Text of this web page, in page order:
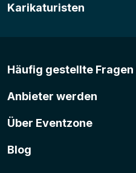
Karikaturisten
Häufig gestellte Fragen
Anbieter werden
Über Eventzone
Blog